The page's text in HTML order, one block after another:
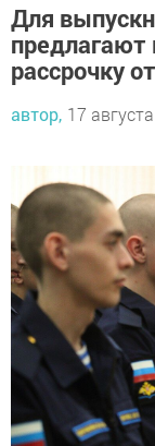
Для
предлагают
рассрочку
автор, 17